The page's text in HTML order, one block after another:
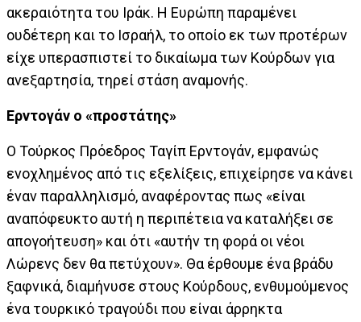
ακεραιότητα του Ιράκ. Η Ευρώπη παραμένει
ουδέτερη και το Ισραήλ, το οποίο εκ των προτέρων
είχε υπερασπιστεί το δικαίωμα των Κούρδων για
ανεξαρτησία, τηρεί στάση αναμονής.
Ερντογάν ο «προστάτης»
Ο Τούρκος Πρόεδρος Ταγίπ Ερντογάν, εμφανώς
ενοχλημένος από τις εξελίξεις, επιχείρησε να κάνει
έναν παραλληλισμό, αναφέροντας πως «είναι
αναπόφευκτο αυτή η περιπέτεια να καταλήξει σε
απογοήτευση» και ότι «αυτήν τη φορά οι νέοι
Λώρενς δεν θα πετύχουν». Θα έρθουμε ένα βράδυ
ξαφνικά, διαμήνυσε στους Κούρδους, ενθυμούμενος
ένα τουρκικό τραγούδι που είναι άρρηκτα